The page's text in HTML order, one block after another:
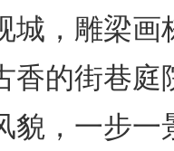
，雕梁画
香的街巷庭
貌，一步一